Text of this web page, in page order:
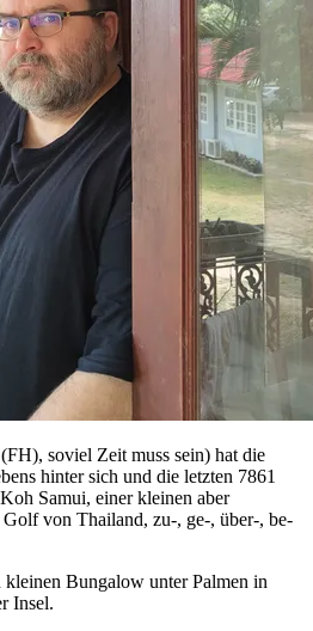
soviel Zeit muss sein) hat die
hinter sich und die letzten 7861
Samui, einer kleinen aber
von Thailand, zu-, ge-, über-, be-
Bungalow unter Palmen in
Insel.